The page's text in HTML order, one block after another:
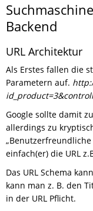
Backend
URL Architektur
Als Erstes fallen die
Parametern auf.
Google sollte damit
allerdings zu
„Benutzerfreundliche
einfach(er) die URL
Das URL Schema
kann man z. B. den
in der URL Pflicht.